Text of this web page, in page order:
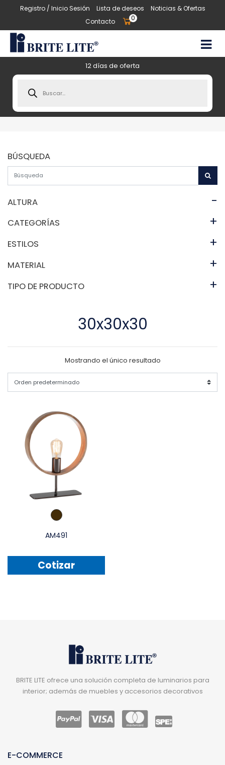
Registro / Inicio Sesión Lista de deseos
Noticias & Ofertas
Contacto
0
12 días de oferta
search
BÚSQUEDA
ALTURA -
CATEGORÍAS +
ESTILOS +
MATERIAL +
TIPO DE PRODUCTO +
30x30x30
Mostrando el único resultado
AM491
Cotizar
BRITE LITE ofrece una solución completa de luminarios para
interior; además de muebles y accesorios decorativos
E-COMMERCE